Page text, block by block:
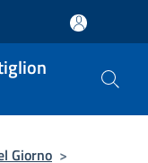
Giorno >